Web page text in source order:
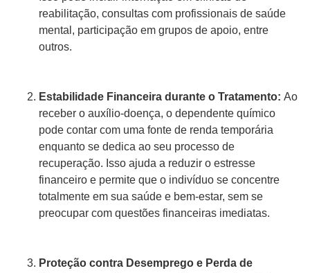
reabilitação, consultas com profissionais de saúde
mental, participação em grupos de apoio, entre
outros.
Estabilidade Financeira durante o Tratamento: Ao
receber o auxílio-doença, o dependente químico
pode contar com uma fonte de renda temporária
enquanto se dedica ao seu processo de
recuperação. Isso ajuda a reduzir o estresse
financeiro e permite que o indivíduo se concentre
totalmente em sua saúde e bem-estar, sem se
preocupar com questões financeiras imediatas.
Proteção contra Desemprego e Perda de